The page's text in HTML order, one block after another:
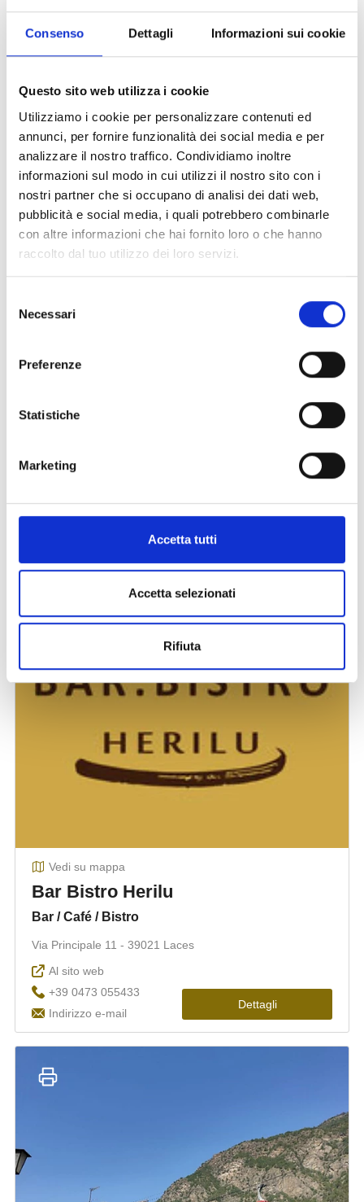
Consenso Dettagli Informazioni sui cookie
Questo sito web utilizza i cookie
Utilizziamo i cookie per personalizzare contenuti ed
annunci, per fornire funzionalità dei social media e per
analizzare il nostro traffico. Condividiamo inoltre
informazioni sul modo in cui utilizzi il nostro sito con i
nostri partner che si occupano di analisi dei dati web,
pubblicità e social media, i quali potrebbero combinarle
con altre informazioni che hai fornito loro o che hanno
raccolto dal tuo utilizzo dei loro servizi.
delNecessari
Preferenze
Statistiche
Marketing
Accetta tutti
Accetta selezionati
Rifiuta